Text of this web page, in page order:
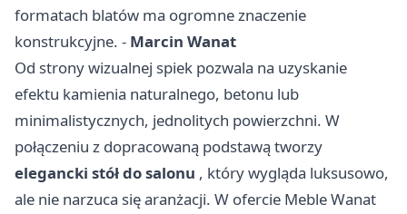
formatach blatów ma ogromne znaczenie
konstrukcyjne. - Marcin Wanat
Od strony wizualnej spiek pozwala na uzyskanie
efektu kamienia naturalnego, betonu lub
minimalistycznych, jednolitych powierzchni. W
połączeniu z dopracowaną podstawą tworzy
elegancki stół do salonu , który wygląda luksusowo,
ale nie narzuca się aranżacji. W ofercie Meble Wanat